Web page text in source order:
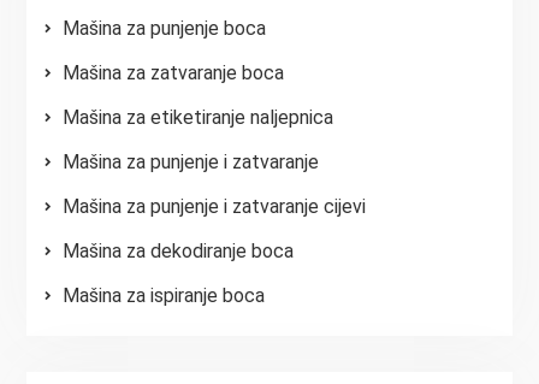
Mašina za punjenje boca
Mašina za zatvaranje boca
Mašina za etiketiranje naljepnica
Mašina za punjenje i zatvaranje
Mašina za punjenje i zatvaranje cijevi
Mašina za dekodiranje boca
Mašina za ispiranje boca